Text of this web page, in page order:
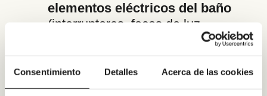
Consentimiento Detalles Acerca de las cookies
elementos eléctricos del baño
(interruptores, focos de luz,
espejos con iluminación,…) con un
paño seco ycalzado aislante(no
hacerlo descalzo).
Los enchufes, interruptores y